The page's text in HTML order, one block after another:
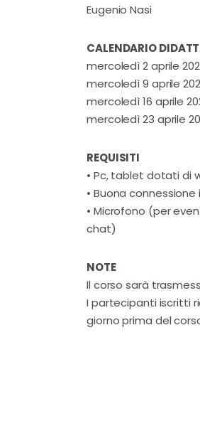
Eugenio Nasi
CALENDARIO
mercoledì 2 aprile
mercoledì 9 aprile
mercoledì 16 aprile
mercoledì 23 aprile
REQUISITI
• Pc, tablet dotati di
• Buona
• Microfono (per
chat)
NOTE
Il corso sarà
I partecipanti iscritti
giorno prima del